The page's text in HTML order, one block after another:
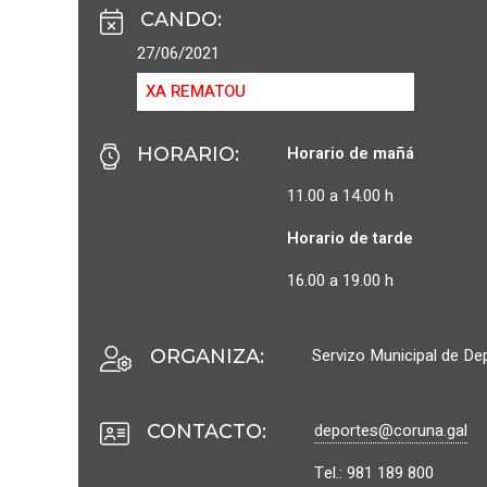
CANDO:
27/06/2021
XA REMATOU
HORARIO:
Horario de mañá
11.00 a 14.00 h
Horario de tarde
16.00 a 19.00 h
ORGANIZA: Servizo Municipal de
CONTACTO:
deportes@coruna.gal
Tel.: 981 189 800